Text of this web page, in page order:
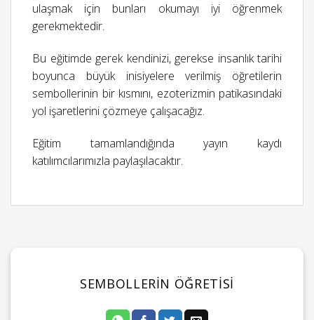
ulaşmak için bunları okumayı iyi öğrenmek
gerekmektedir.
Bu eğitimde gerek kendinizi, gerekse insanlık tarihi
boyunca büyük inisiyelere verilmiş öğretilerin
sembollerinin bir kısmını, ezoterizmin patikasındaki
yol işaretlerini çözmeye çalışacağız.
Eğitim tamamlandığında yayın kaydı
katılımcılarımızla paylaşılacaktır.
SEMBOLLERIN ÖĞRETISI